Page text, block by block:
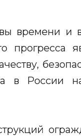
времени и
прогресса
в России